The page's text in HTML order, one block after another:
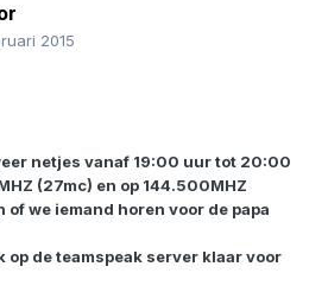
2015
netjes vanaf 19:00 uur tot 20:00
(27mc) en op 144.500MHZ
we iemand horen voor de papa
op de teamspeak server klaar voor